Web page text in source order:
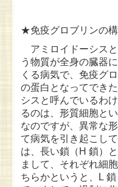
★免疫グロブリンの
アミロイドーシス
う物質が全身の臓器
くる病気で、免疫グ
の蛋白となってでき
シスと呼んでいるわ
るのは、形質細胞と
なのですが、異常な
て病気を引き起こしています。
は、長い鎖（H 鎖）
まして、それぞれ細
ちらかというと、L